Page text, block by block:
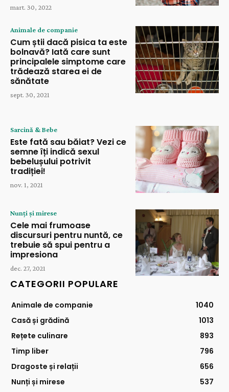
mart. 30, 2022
Animale de companie
Cum știi dacă pisica ta este
bolnavă? Iată care sunt
principalele simptome care
trădează starea ei de
sănătate
sept. 30, 2021
Sarcină & Bebe
Este fată sau băiat? Vezi ce
semne îți indică sexul
bebelușului potrivit
tradiției!
nov. 1, 2021
Nunți și mirese
Cele mai frumoase
discursuri pentru nuntă, ce
trebuie să spui pentru a
impresiona
dec. 27, 2021
CATEGORII POPULARE
Animale de companie
1040
Casă și grădină
1013
Rețete culinare
893
Timp liber
796
Dragoste și relații
656
Nunți și mirese
537